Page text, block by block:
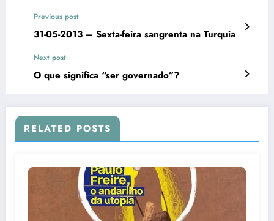
Previous post
31-05-2013 – Sexta-feira sangrenta na Turquia
Next post
O que significa “ser governado”?
RELATED POSTS